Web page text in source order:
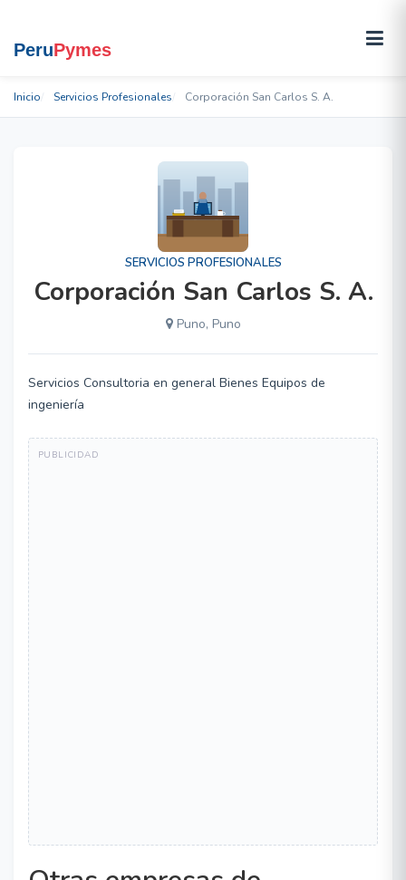
Inicio Servicios Profesionales Corporación San Carlos S. A.
SERVICIOS PROFESIONALES
Corporación San Carlos S. A.
Puno, Puno
Servicios Consultoria en general Bienes Equipos de
ingeniería